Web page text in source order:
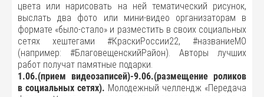
цвета или нарисовать на ней тематический рисунок,
выслать два фото или мини-видео организаторам в
формате «было-стало» и разместить в своих социальных
сетях хештегами #КраскиРоссии22, #названиеМО
(например: #БлаговещенскийРайон). Авторы лучших
работ получат памятные подарки.
1.06.(прием видеозаписей)-9.06.(размещение роликов
в социальных сетях). Молодежный челлендж «Передача